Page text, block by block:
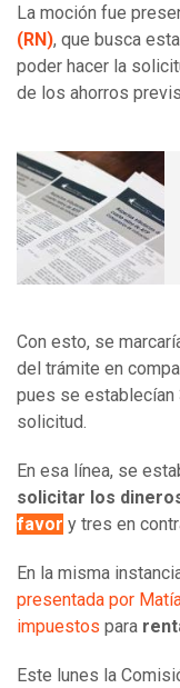
La moción fue
(RN), que busca
poder hacer la
de los ahorros
Con esto, se
del trámite en
pues se establecían
solicitud.
En esa línea, se
solicitar los
favor y tres en
En la misma
presentada por
impuestos para
Este lunes la